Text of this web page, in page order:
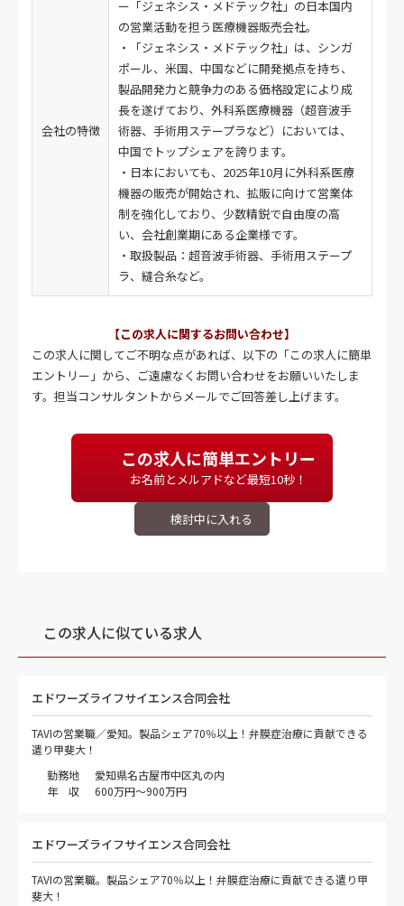
会社の特徴
ー「ジェネシス・メドテック社」の日本国内
の営業活動を担う医療機器販売会社。
・「ジェネシス・メドテック社」は、シンガ
ポール、米国、中国などに開発拠点を持ち、
製品開発力と競争力のある価格設定により成
長を遂げており、外科系医療機器（超音波手
術器、手術用ステープラなど）においては、
中国でトップシェアを誇ります。
・日本においても、2025年10月に外科系医療
機器の販売が開始され、拡販に向けて営業体
制を強化しており、少数精鋭で自由度の高
い、会社創業期にある企業様です。
・取扱製品：超音波手術器、手術用ステープ
ラ、縫合糸など。
【この求人に関するお問い合わせ】
この求人に関してご不明な点があれば、以下の「この求人に簡単
エントリー」から、ご遠慮なくお問い合わせをお願いいたしま
す。担当コンサルタントからメールでご回答差し上げます。
この求人に簡単エントリー
お名前とメルアドなど最短10秒！
この求人に似ている求人
エドワーズライフサイエンス合同会社
TAVIの営業職／愛知。製品シェア70％以上！弁膜症治療に貢献できる
遣り甲斐大！
勤務地
愛知県名古屋市中区丸の内
年 収
600万円～900万円
エドワーズライフサイエンス合同会社
TAVIの営業職。製品シェア70％以上！弁膜症治療に貢献できる遣り甲
斐大！